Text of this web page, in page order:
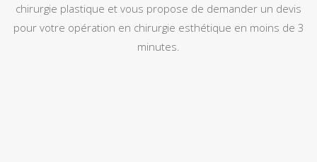
chirurgie plastique et vous propose de demander un devis
pour votre opération en chirurgie esthétique en moins de 3
minutes.